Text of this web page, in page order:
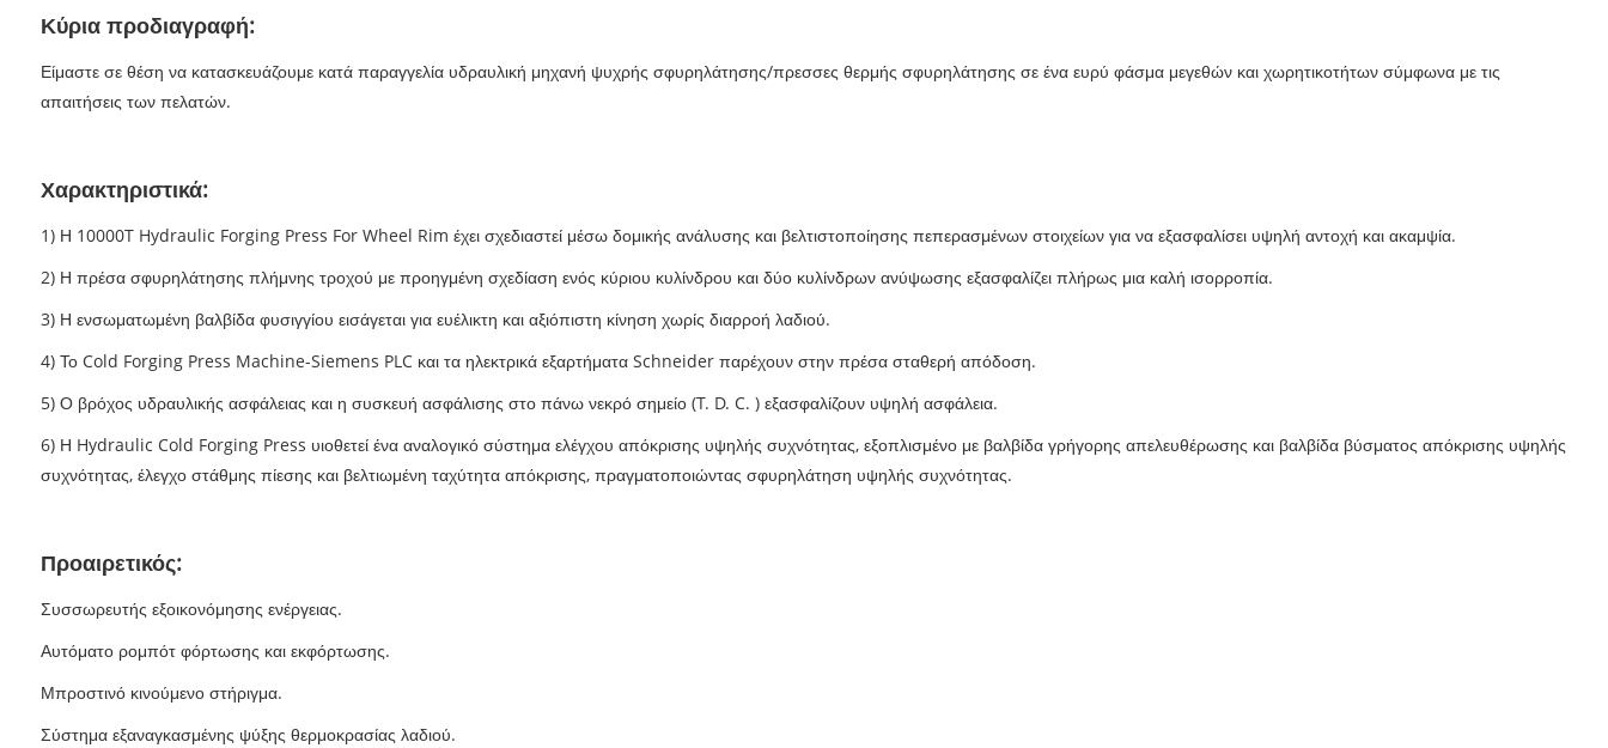
Κύρια προδιαγραφή:
Είμαστε σε θέση να κατασκευάζουμε κατά παραγγελία υδραυλική μηχανή ψυχρής σφυρηλάτησης/πρεσσες θερμής σφυρηλάτησης σε ένα ευρύ φάσμα μεγεθών και χωρητικοτήτων σύμφωνα με τις
απαιτήσεις των πελατών.
Χαρακτηριστικά:
1) Η 10000T Hydraulic Forging Press For Wheel Rim έχει σχεδιαστεί μέσω δομικής ανάλυσης και βελτιστοποίησης πεπερασμένων στοιχείων για να εξασφαλίσει υψηλή αντοχή και ακαμψία.
2) Η πρέσα σφυρηλάτησης πλήμνης τροχού με προηγμένη σχεδίαση ενός κύριου κυλίνδρου και δύο κυλίνδρων ανύψωσης εξασφαλίζει πλήρως μια καλή ισορροπία.
3) Η ενσωματωμένη βαλβίδα φυσιγγίου εισάγεται για ευέλικτη και αξιόπιστη κίνηση χωρίς διαρροή λαδιού.
4) Το Cold Forging Press Machine-Siemens PLC και τα ηλεκτρικά εξαρτήματα Schneider παρέχουν στην πρέσα σταθερή απόδοση.
5) Ο βρόχος υδραυλικής ασφάλειας και η συσκευή ασφάλισης στο πάνω νεκρό σημείο (T. D. C. ) εξασφαλίζουν υψηλή ασφάλεια.
6) Η Hydraulic Cold Forging Press υιοθετεί ένα αναλογικό σύστημα ελέγχου απόκρισης υψηλής συχνότητας, εξοπλισμένο με βαλβίδα γρήγορης απελευθέρωσης και βαλβίδα βύσματος απόκρισης υψηλής
συχνότητας, έλεγχο στάθμης πίεσης και βελτιωμένη ταχύτητα απόκρισης, πραγματοποιώντας σφυρηλάτηση υψηλής συχνότητας.
Προαιρετικός:
Συσσωρευτής εξοικονόμησης ενέργειας.
Αυτόματο ρομπότ φόρτωσης και εκφόρτωσης.
Μπροστινό κινούμενο στήριγμα.
Σύστημα εξαναγκασμένης ψύξης θερμοκρασίας λαδιού.